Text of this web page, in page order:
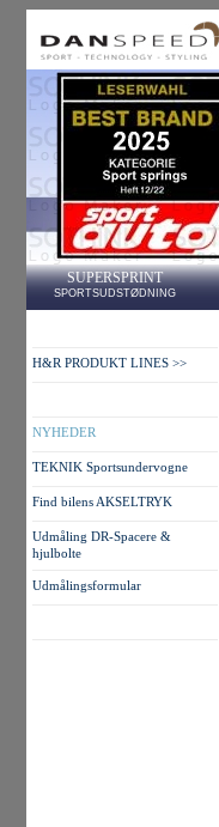
SUPERSPRINT
SPORTSUDSTØDNING
H&R PRODUKT LINES >>
NYHEDER
TEKNIK Sportsundervogne
Find bilens AKSELTRYK
Udmåling DR-Spacere &
hjulbolte
Udmålingsformular